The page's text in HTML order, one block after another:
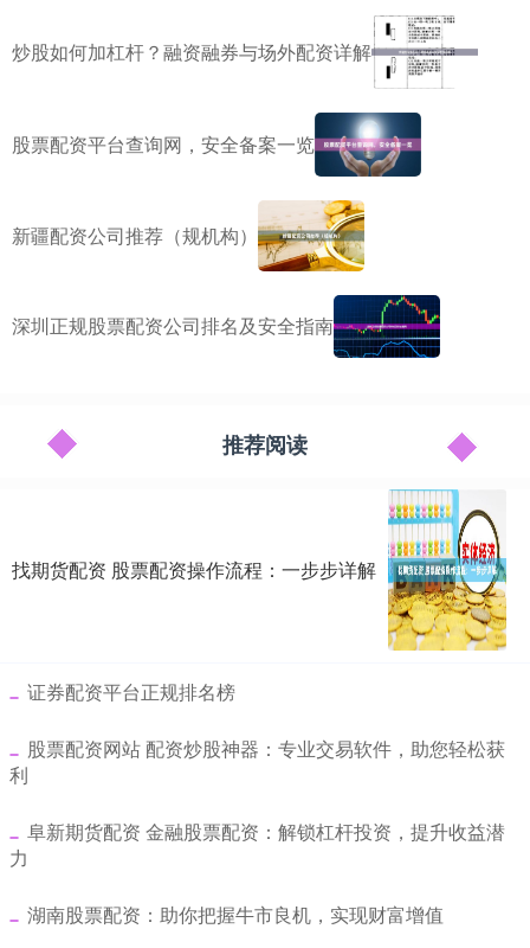
炒股如何加杠杆？融资融券与场外配资详解
股票配资平台查询网，安全备案一览
新疆配资公司推荐（规机构）
深圳正规股票配资公司排名及安全指南
推荐阅读
找期货配资 股票配资操作流程：一步步详解
​证券配资平台正规排名榜
​股票配资网站 配资炒股神器：专业交易软件，助您轻松获
利
​阜新期货配资 金融股票配资：解锁杠杆投资，提升收益潜
力
​湖南股票配资：助你把握牛市良机，实现财富增值